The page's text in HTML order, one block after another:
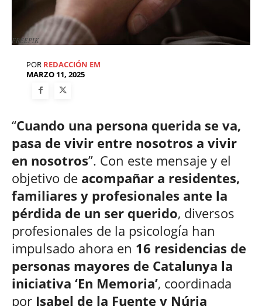
FREEPIK
POR REDACCIÓN EM
MARZO 11, 2025
“Cuando una persona querida se va,
pasa de vivir entre nosotros a vivir
en nosotros”. Con este mensaje y el
objetivo de acompañar a residentes,
familiares y profesionales ante la
pérdida de un ser querido, diversos
profesionales de la psicología han
impulsado ahora en 16 residencias de
personas mayores de Catalunya la
iniciativa ‘En Memoria’, coordinada
por Isabel de la Fuente y Núria